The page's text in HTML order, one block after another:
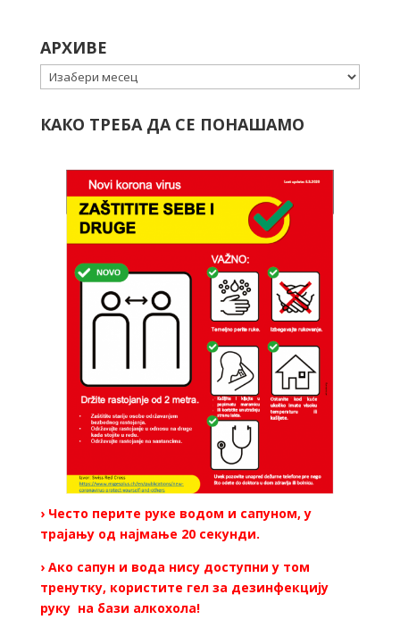
АРХИВЕ
Архиве
КАКО ТРЕБА ДА СЕ ПОНАШАМО
› Често перите руке водом и сапуном, у
трајању од најмање 20 секунди.
› Ако сапун и вода нису доступни у том
тренутку, користите гел за дезинфекцију
руку на бази алкохола!